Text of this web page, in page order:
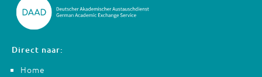
Direct naar:
Home